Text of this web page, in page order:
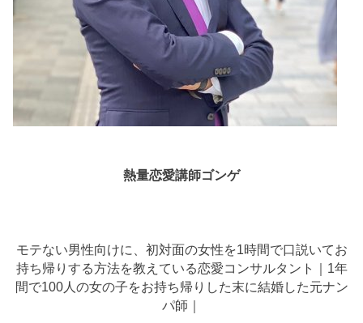
熱量恋愛講師ゴンゲ
モテない男性向けに、初対面の女性を1時間で口説いてお
持ち帰りする方法を教えている恋愛コンサルタント｜1年
間で100人の女の子をお持ち帰りした末に結婚した元ナン
パ師｜